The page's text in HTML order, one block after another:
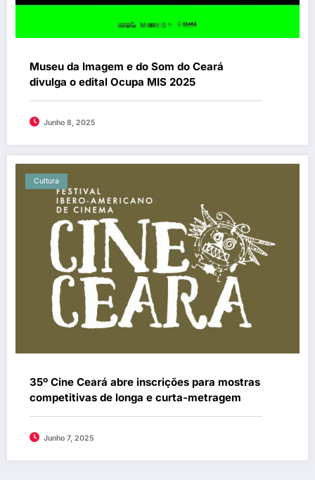
Museu da Imagem e do Som do Ceará
divulga o edital Ocupa MIS 2025
Junho 8, 2025
Cultura
35º Cine Ceará abre inscrições para mostras
competitivas de longa e curta-metragem
Junho 7, 2025